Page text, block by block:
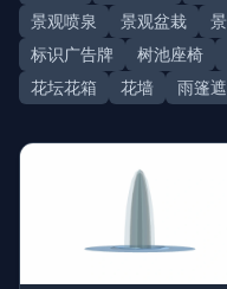
景观喷泉
景观盆栽
标识广告牌
树池座椅
花坛花箱
花墙 雨篷